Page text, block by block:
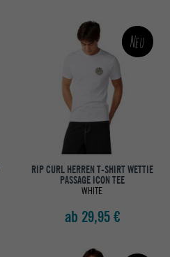
Neu
RIP CURL HERREN T-SHIRT WETTIE
PASSAGE ICON TEE
WHITE
ab 29,95 €